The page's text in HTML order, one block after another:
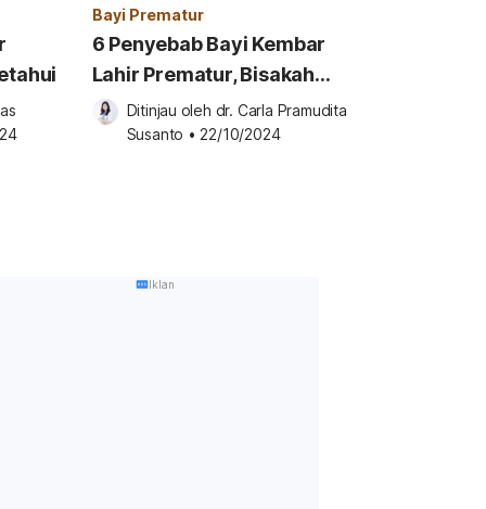
Bayi Prematur
6 Penyebab Bayi Kembar
Lahir Prematur, Bisakah
Dicegah?
Ditinjau oleh dr. Carla Pramudita
Susanto • 22/10/2024
Iklan